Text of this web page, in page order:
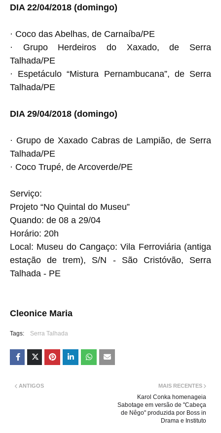
DIA 22/04/2018 (domingo)
· Coco das Abelhas, de Carnaíba/PE
· Grupo Herdeiros do Xaxado, de Serra
Talhada/PE
· Espetáculo “Mistura Pernambucana”, de Serra
Talhada/PE
DIA 29/04/2018 (domingo)
· Grupo de Xaxado Cabras de Lampião, de Serra
Talhada/PE
· Coco Trupé, de Arcoverde/PE
Serviço:
Projeto “No Quintal do Museu”
Quando: de 08 a 29/04
Horário: 20h
Local: Museu do Cangaço: Vila Ferroviária (antiga
estação de trem), S/N - São Cristóvão, Serra
Talhada - PE
Cleonice Maria
Tags: Serra Talhada
MAIS RECENTES
Karol Conka homenageia
Sabotage em versão de "Cabeça
de Nêgo" produzida por Boss in
Drama e Instituto
ANTIGOS